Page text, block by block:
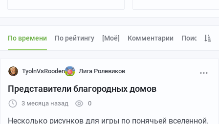
По времени По рейтингу [моё] Комментарии Поиск
TyolnVsRooden Лига Ролевиков
Представители благородных домов
3 месяца назад 0
Несколько рисунков для игры по понячьей вселенной.